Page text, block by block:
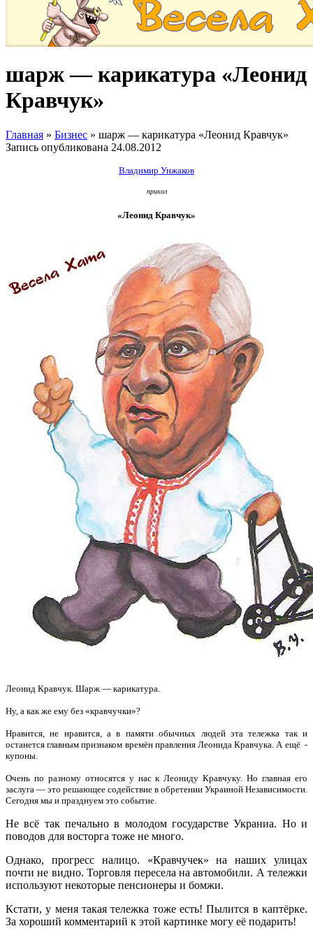
шарж — карикатура «Леонид
Кравчук»
Главная » Бизнес » шарж — карикатура «Леонид Кравчук»
Запись опубликована 24.08.2012
Владимир Унжаков
прикол
«Леонид Кравчук»
Леонид Кравчук. Шарж — карикатура.
Ну, а как же ему без «кравчучки»?
Нравится, не нравится, а в памяти обычных людей эта тележка так и
останется главным признаком времён правления Леонида Кравчука. А ещё -
купоны.
Очень по разному относятся у нас к Леониду Кравчуку. Но главная его
заслуга — это решающее содействие в обретении Украиной Независимости.
Сегодня мы и празднуем это событие.
Не всё так печально в молодом государстве Украниа. Но и
поводов для восторга тоже не много.
Однако, прогресс налицо. «Кравчучек» на наших улицах
почти не видно. Торговля пересела на автомобили. А тележки
используют некоторые пенсионеры и бомжи.
Кстати, у меня такая тележка тоже есть! Пылится в каптёрке.
За хороший комментарий к этой картинке могу её подарить!